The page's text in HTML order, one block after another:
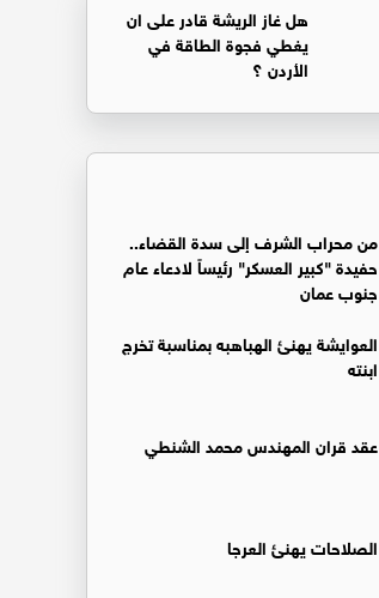
هل غاز الريشة قادر على ان
يغطي فجوة الطاقة في
الأردن ؟
من محراب الشرف إلى سدة القضاء..
حفيدة "كبير العسكر" رئيساً لادعاء عام
جنوب عمان
العوايشة يهنئ الهباهبه بمناسبة تخرج
ابنته
عقد قران المهندس محمد الشنطي
الصلاحات يهنئ العرجا